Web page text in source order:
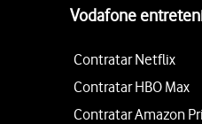
Vodafone
Contratar Netflix
Contratar HBO Max
Contratar Amazon